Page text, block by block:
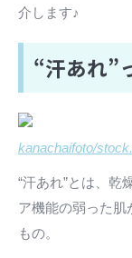
介します♪
“汗あれ”
kanachaifoto/
“汗あれ”とは、乾
ア機能の弱った肌
もの。